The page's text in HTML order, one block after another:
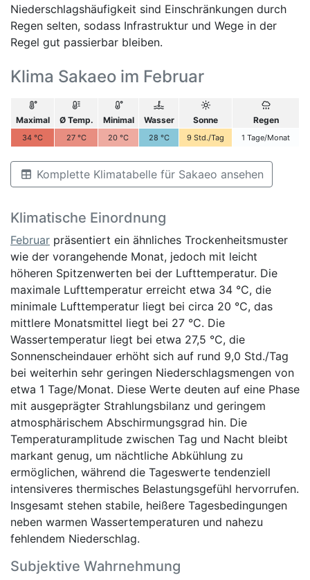
Niederschlagshäufigkeit sind Einschränkungen durch
Regen selten, sodass Infrastruktur und Wege in der
Regel gut passierbar bleiben.
Klima Sakaeo im Februar
Maximal Ø Temp. Minimal Wasser Sonne Regen
34 °C 27 °C 20 °C 28 °C 9 Std./Tag 1 Tage/Monat
Komplette Klimatabelle für Sakaeo ansehen
Klimatische Einordnung
Februar präsentiert ein ähnliches Trockenheitsmuster
wie der vorangehende Monat, jedoch mit leicht
höheren Spitzenwerten bei der Lufttemperatur. Die
maximale Lufttemperatur erreicht etwa 34 °C, die
minimale Lufttemperatur liegt bei circa 20 °C, das
mittlere Monatsmittel liegt bei 27 °C. Die
Wassertemperatur liegt bei etwa 27,5 °C, die
Sonnenscheindauer erhöht sich auf rund 9,0 Std./Tag
bei weiterhin sehr geringen Niederschlagsmengen von
etwa 1 Tage/Monat. Diese Werte deuten auf eine Phase
mit ausgeprägter Strahlungsbilanz und geringem
atmosphärischem Abschirmungsgrad hin. Die
Temperaturamplitude zwischen Tag und Nacht bleibt
markant genug, um nächtliche Abkühlung zu
ermöglichen, während die Tageswerte tendenziell
intensiveres thermisches Belastungsgefühl hervorrufen.
Insgesamt stehen stabile, heißere Tagesbedingungen
neben warmen Wassertemperaturen und nahezu
fehlendem Niederschlag.
Subjektive Wahrnehmung